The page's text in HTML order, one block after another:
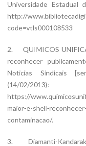
Universidade Estadual
http://
code=vtls000108533
2. QUIMICOS
reconhecer
Noticias Sindicais
(14/02/
https://
maior-e-shell-
contaminacao/.
3. Diamanti-